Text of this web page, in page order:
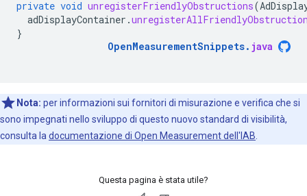
private void unregisterFriendlyObstructions(
adDisplayContainer .
}
OpenMeasurementSnippets. java
Nota: per informazioni sui fornitori di misurazione e verifica che si
sono impegnati nello sviluppo di questo nuovo standard di visibilità,
consulta la documentazione di Open Measurement dell'IAB
Questa pagina è stata utile?